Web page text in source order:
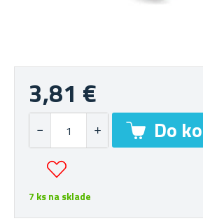
3,81 €
7 ks na sklade